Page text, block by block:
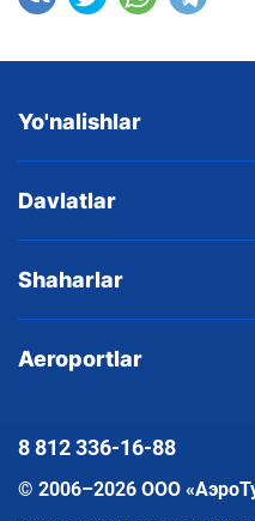
Yo'nalishlar
Davlatlar
Shaharlar
Aeroportlar
© 2006–2026 ООО
8 812336-16-88